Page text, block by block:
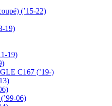
(’15-22)
19)
19)
C167 (’19-)
06)